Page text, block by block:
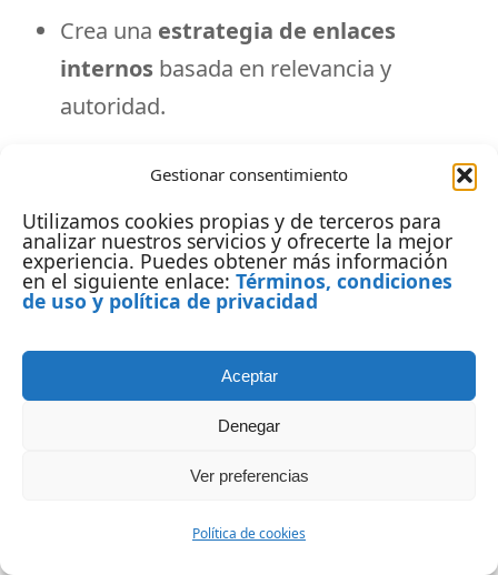
Gestionar consentimiento
Utilizamos cookies propias y de terceros para
analizar nuestros servicios y ofrecerte la mejor
experiencia. Puedes obtener más información
en el siguiente enlace: Términos, condiciones
de uso y política de privacidad
Aceptar
Denegar
Ver preferencias
Política de cookies
Crea una estrategia de enlaces
internos basada en relevancia y
autoridad.
PageRank hacia las más importantes.
Consejo avanzado:Usa elmodelo de flujo de
link equitypara distribuir el «poder» de
enlace de forma estratégica.
6. Auditoría de Experiencia de Usuario
(UX) y Accesibilidad
Google premia sitios que ofrecen una buena
experiencia de usuario. Factores como el